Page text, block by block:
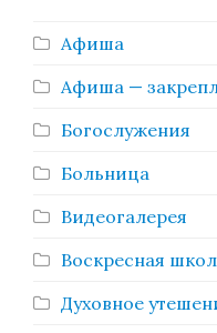
Афиша
Афиша —
Богослужения
Больница
Видеогалерея
Воскресная
Духовное